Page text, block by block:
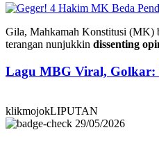
Gila, Mahkamah Konstitusi (MK)
terangan nunjukkin dissenting
Lagu MBG Viral, Golkar:
klikmojokLIPUTAN
29/05/2026